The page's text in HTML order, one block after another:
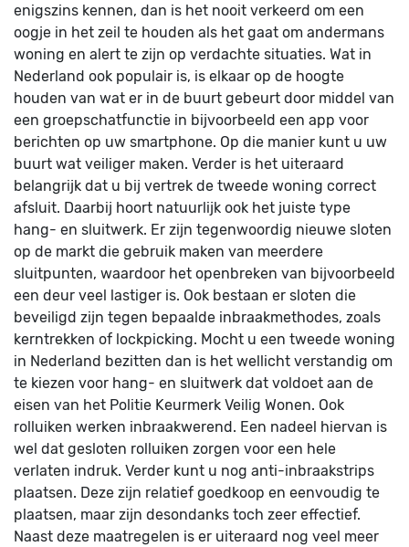
enigszins kennen, dan is het nooit verkeerd om een
oogje in het zeil te houden als het gaat om andermans
woning en alert te zijn op verdachte situaties. Wat in
Nederland ook populair is, is elkaar op de hoogte
houden van wat er in de buurt gebeurt door middel van
een groepschatfunctie in bijvoorbeeld een app voor
berichten op uw smartphone. Op die manier kunt u uw
buurt wat veiliger maken. Verder is het uiteraard
belangrijk dat u bij vertrek de tweede woning correct
afsluit. Daarbij hoort natuurlijk ook het juiste type
hang- en sluitwerk. Er zijn tegenwoordig nieuwe sloten
op de markt die gebruik maken van meerdere
sluitpunten, waardoor het openbreken van bijvoorbeeld
een deur veel lastiger is. Ook bestaan er sloten die
beveiligd zijn tegen bepaalde inbraakmethodes, zoals
kerntrekken of lockpicking. Mocht u een tweede woning
in Nederland bezitten dan is het wellicht verstandig om
te kiezen voor hang- en sluitwerk dat voldoet aan de
eisen van het Politie Keurmerk Veilig Wonen. Ook
rolluiken werken inbraakwerend. Een nadeel hiervan is
wel dat gesloten rolluiken zorgen voor een hele
verlaten indruk. Verder kunt u nog anti-inbraakstrips
plaatsen. Deze zijn relatief goedkoop en eenvoudig te
plaatsen, maar zijn desondanks toch zeer effectief.
Naast deze maatregelen is er uiteraard nog veel meer